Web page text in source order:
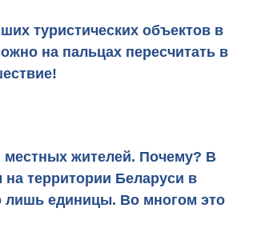
туристических объектов в
на пальцах пересчитать в
местных жителей. Почему? В
территории Беларуси в
лишь единицы. Во многом это